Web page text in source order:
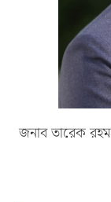
জনাব তারেক